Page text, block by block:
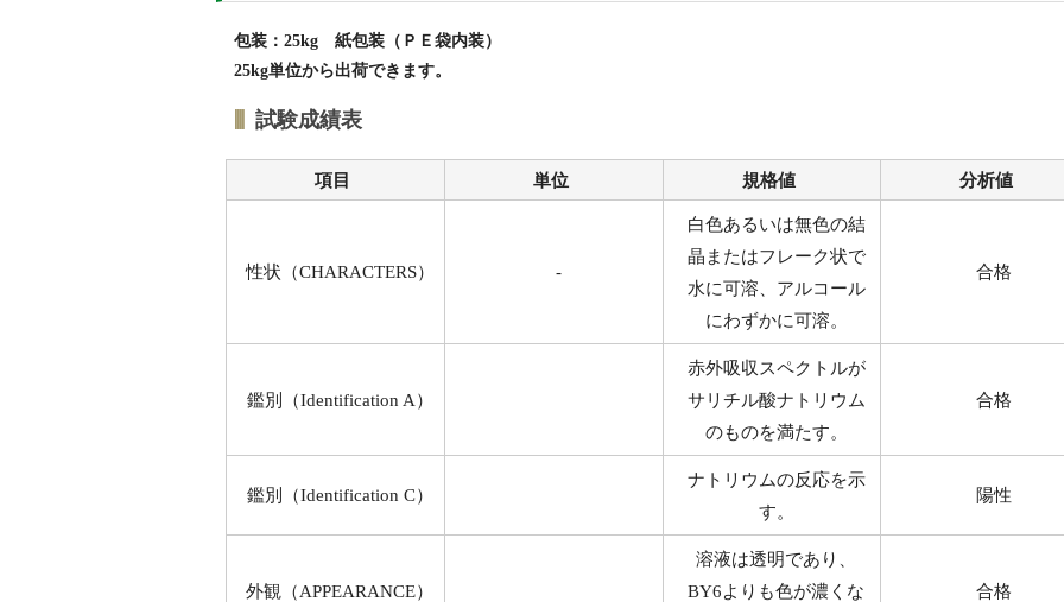
包装：25kg 紙包装（ＰＥ袋内装）
25kg単位から出荷できます。
試験成績表
項目 単位 規格値 分析値
性状（CHARACTERS） -
白色あるいは無色の結
晶またはフレーク状で
水に可溶、アルコール
にわずかに可溶。
合格
鑑別（Identification A）
赤外吸収スペクトルが
サリチル酸ナトリウム
のものを満たす。
合格
鑑別（Identification C）
ナトリウムの反応を示
す。
陽性
外観（APPEARANCE）
溶液は透明であり、
BY6よりも色が濃くな
合格